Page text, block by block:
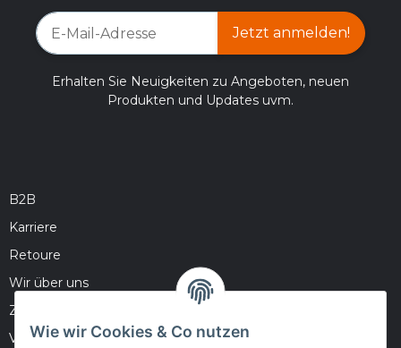
Jetzt anmelden!
Erhalten Sie Neuigkeiten zu Angeboten, neuen
Produkten und Updates uvm.
B2B
Karriere
Retoure
Wir über uns
Zahlungsmöglichkeiten
Versandinformationen
Wie wir Cookies & Co nutzen